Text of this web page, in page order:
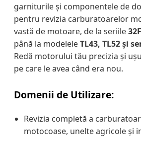
garniturile și componentele de
pentru revizia carburatoarelor
vastă de motoare, de la seriile
până la modeleleTL43, TL52 și
Redă motorului tău precizia și
pe care le avea când era nou.
Domenii de Utilizare:
Revizia completă a
motocoase, unelte agricole și